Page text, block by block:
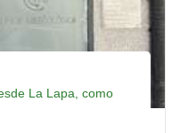
La Lapa, como